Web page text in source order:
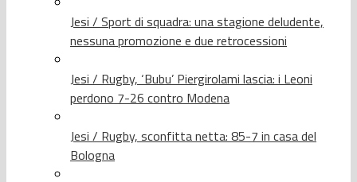
Jesi / Sport di squadra: una stagione deludente,
nessuna promozione e due retrocessioni
Jesi / Rugby, ‘Bubu’ Piergirolami lascia: i Leoni
perdono 7-26 contro Modena
Jesi / Rugby, sconfitta netta: 85-7 in casa del
Bologna